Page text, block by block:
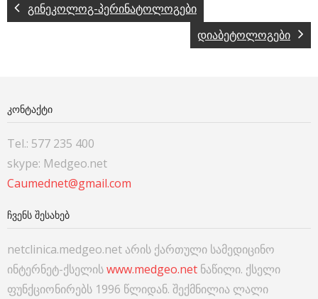
გინეკოლოგ-პერინატოლოგები
დიაბეტოლოგები
ᲙᲝᲜᲢᲐᲥᲢᲘ
Tel.: 577 235 400
skype: Medgeo.net
Caumednet@gmail.com
ᲩᲕᲔᲜᲡ ᲨᲔᲡᲐᲮᲔᲑ
netclinica.medgeo.net არის ქართული სამედიცინო
ინტერნეტ-ქსელისwww.medgeo.net ნაწილი. ქსელი
ფუნქციონირებს 1996 წლიდან. შექმნილია ლალი